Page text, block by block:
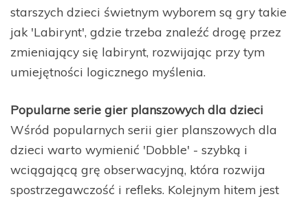
starszych dzieci świetnym wyborem są gry takie
jak 'Labirynt', gdzie trzeba znaleźć drogę przez
zmieniający się labirynt, rozwijając przy tym
umiejętności logicznego myślenia.
Popularne serie gier planszowych dla dzieci
Wśród popularnych serii gier planszowych dla
dzieci warto wymienić 'Dobble' - szybką i
wciągającą grę obserwacyjną, która rozwija
spostrzegawczość i refleks. Kolejnym hitem jest